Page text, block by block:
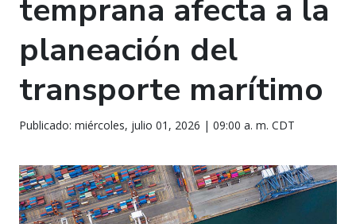
temprana afecta a la
planeación del
transporte marítimo
Publicado: miércoles, julio 01, 2026 | 09:00 a. m. CDT